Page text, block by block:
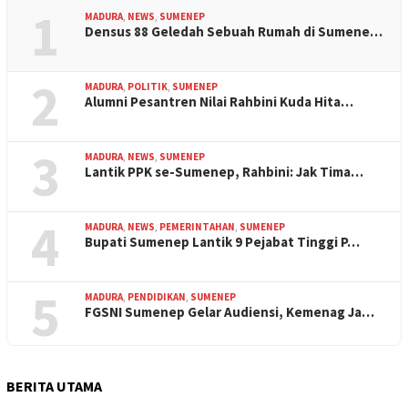
1 MADURA NEWS SUMENEP
Densus 88 Geledah Sebuah Rumah di Sumene…
2 MADURA POLITIK SUMENEP
Alumni Pesantren Nilai Rahbini Kuda Hita…
3 MADURA NEWS SUMENEP
Lantik PPK se-Sumenep, Rahbini: Jak Tima…
4 MADURA NEWS PEMERINTAHAN SUMENEP
Bupati Sumenep Lantik 9 Pejabat Tinggi P…
5 MADURA PENDIDIKAN SUMENEP
FGSNI Sumenep Gelar Audiensi, Kemenag Ja…
BERITA UTAMA